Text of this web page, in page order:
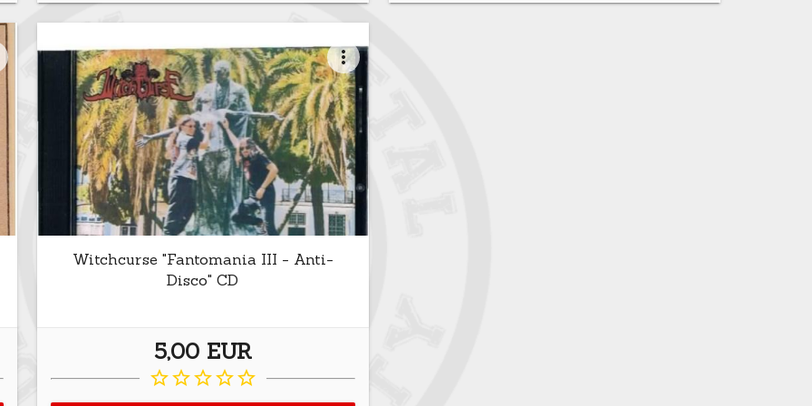
more_vert
Witchcurse "Fantomania III - Anti-
Disco" CD
5,00 EUR
star_borderstar_borderstar_borderstar_borderstar_border